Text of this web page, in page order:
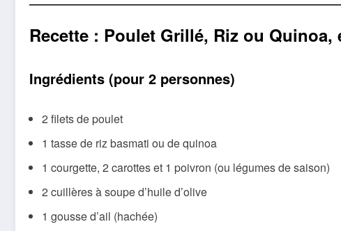
Recette : Poulet Grillé, Riz ou Quinoa,
Ingrédients (pour 2 personnes)
2 filets de poulet
1 tasse de riz basmati ou de quinoa
1 courgette, 2 carottes et 1 poivron (ou légumes de saison)
2 cuillères à soupe d’huile d’olive
1 gousse d’ail (hachée)